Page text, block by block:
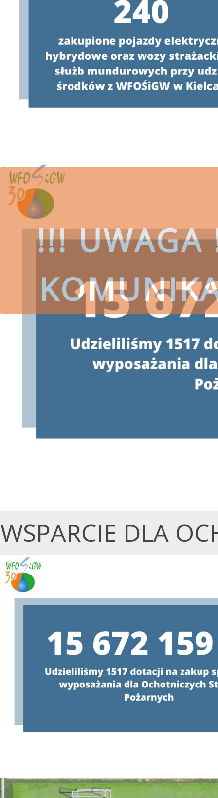
WSPARCIE DLA
W związku z realizacją Programu„Czyste
wsparcie w uzyskaniu dofinansowania i
!!! UWAGA
Wojewódzki Fundusz Ochrony
Konsultanci obsługujący infolinię,
o programie oraz wyjaśniać
od poniedziałku do
w godzinachod 8:00 do